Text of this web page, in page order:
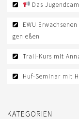
LEHRVIDEOS
EWU BERLIN-
VORSTAND B/BB
KIDS CLUB
Das
EWU
genießen
Trail-Kurs mit
Huf-Seminar mit
KATEGORIEN